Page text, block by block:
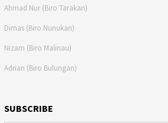
Ahmad Nur (Biro Tarakan)
Dimas (Biro Nunukan)
Nizam (Biro Malinau)
Adrian (Biro Bulungan)
SUBSCRIBE